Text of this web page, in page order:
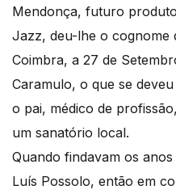
Mendonça, futuro
Jazz, deu-lhe o cognome
Coimbra, a 27 de
Caramulo, o que se
o pai, médico de
um sanatório local.
Quando findavam os
Luís Possolo, então em